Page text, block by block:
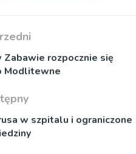
Zabawie rozpocznie się
Modlitewne
w szpitalu i ograniczone